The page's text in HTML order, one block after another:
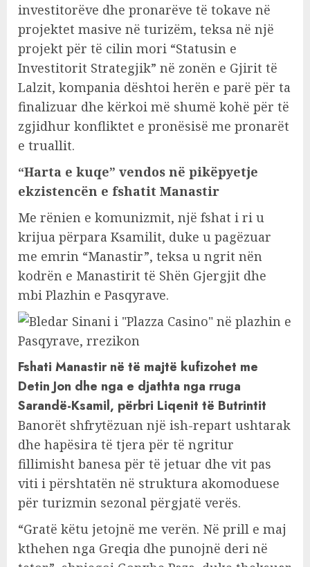
investitorëve dhe pronarëve të tokave në
projektet masive në turizëm, teksa në një
projekt për të cilin mori “Statusin e
Investitorit Strategjik” në zonën e Gjirit të
Lalzit, kompania dështoi herën e parë për ta
finalizuar dhe kërkoi më shumë kohë për të
zgjidhur konfliktet e pronësisë me pronarët
e truallit.
“Harta e kuqe” vendos në pikëpyetje
ekzistencën e fshatit Manastir
Me rënien e komunizmit, një fshat i ri u
krijua përpara Ksamilit, duke u pagëzuar
me emrin “Manastir”, teksa u ngrit nën
kodrën e Manastirit të Shën Gjergjit dhe
mbi Plazhin e Pasqyrave.
Fshati Manastir në të majtë kufizohet me
Detin Jon dhe nga e djathta nga rruga
Sarandë-Ksamil, përbri Liqenit të Butrintit
Banorët shfrytëzuan një ish-repart ushtarak
dhe hapësira të tjera për të ngritur
fillimisht banesa për të jetuar dhe vit pas
viti i përshtatën në struktura akomoduese
për turizmin sezonal përgjatë verës.
“Gratë këtu jetojnë me verën. Në prill e maj
kthehen nga Greqia dhe punojnë deri në